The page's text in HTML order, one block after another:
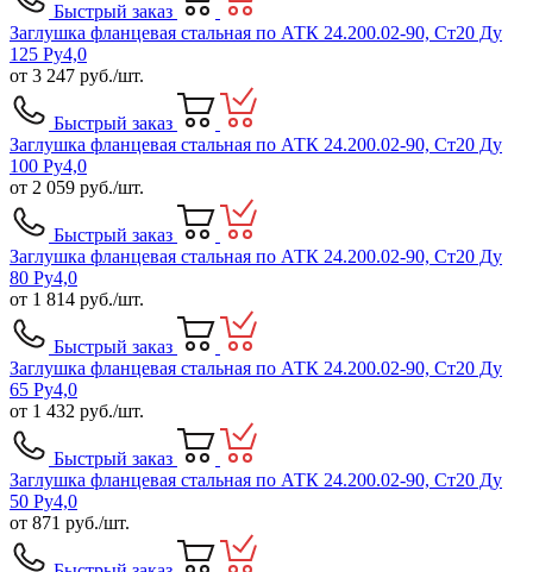
Быстрый заказ
Заглушка фланцевая стальная по АТК 24.200.02-90, Ст20 Ду
125 Ру4,0
от 3 247 руб./шт.
Быстрый заказ
Заглушка фланцевая стальная по АТК 24.200.02-90, Ст20 Ду
100 Ру4,0
от 2 059 руб./шт.
Быстрый заказ
Заглушка фланцевая стальная по АТК 24.200.02-90, Ст20 Ду
80 Ру4,0
от 1 814 руб./шт.
Быстрый заказ
Заглушка фланцевая стальная по АТК 24.200.02-90, Ст20 Ду
65 Ру4,0
от 1 432 руб./шт.
Быстрый заказ
Заглушка фланцевая стальная по АТК 24.200.02-90, Ст20 Ду
50 Ру4,0
от 871 руб./шт.